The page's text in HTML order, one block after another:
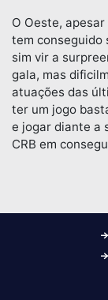
O Oeste,
tem conseguido
sim vir a
gala, mas
atuações das
ter um jogo
e jogar diante a
CRB em